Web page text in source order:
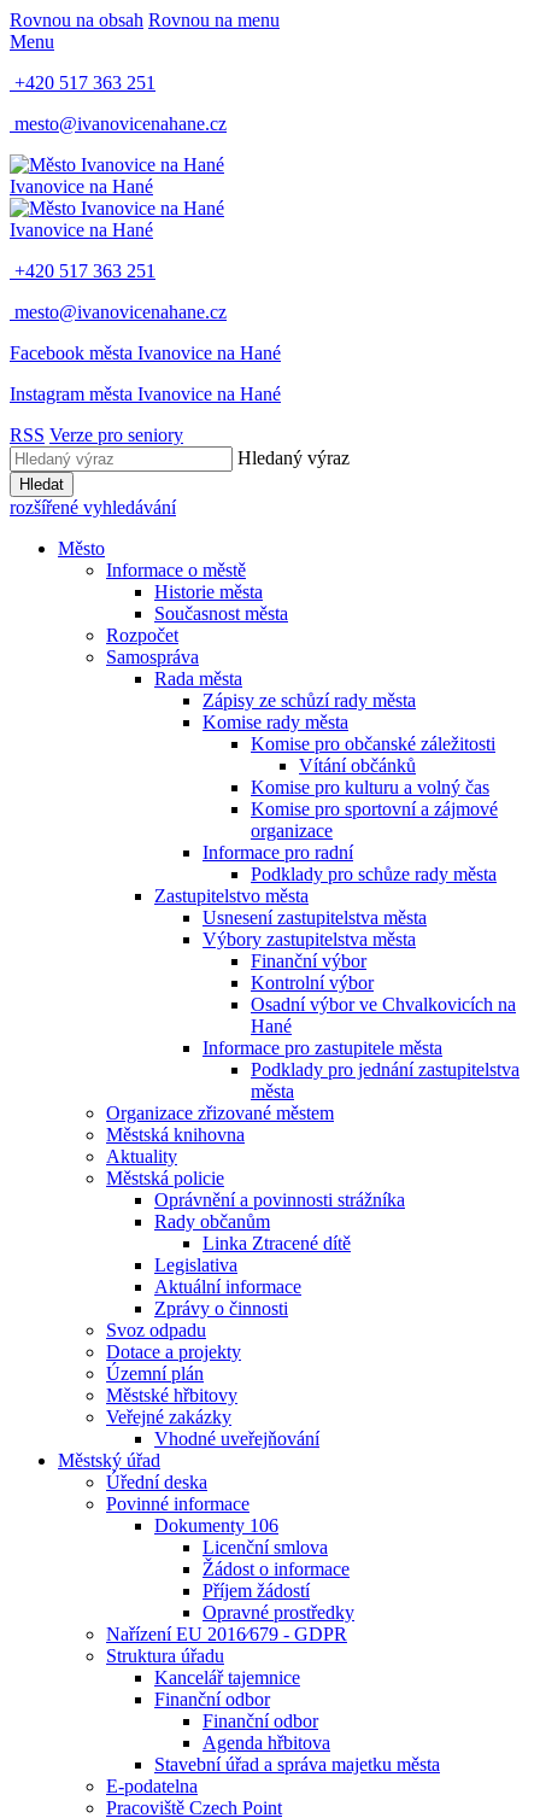
Rovnou na obsah Rovnou na menu
Menu
+420 517 363 251
mesto@ivanovicenahane.cz
Ivanovice na Hané
Ivanovice na Hané
+420 517 363 251
mesto@ivanovicenahane.cz
Facebook města Ivanovice na Hané
Instagram města Ivanovice na Hané
RSS Verze pro seniory
Hledaný výraz
Hledat
rozšířené vyhledávání
Město
Informace o městě
Historie města
Současnost města
Rozpočet
Samospráva
Rada města
Zápisy ze schůzí rady města
Komise rady města
Komise pro občanské záležitosti
Vítání občánků
Komise pro kulturu a volný čas
Komise pro sportovní a zájmové
organizace
Informace pro radní
Podklady pro schůze rady města
Zastupitelstvo města
Usnesení zastupitelstva města
Výbory zastupitelstva města
Finanční výbor
Kontrolní výbor
Osadní výbor ve Chvalkovicích na
Hané
Informace pro zastupitele města
Podklady pro jednání zastupitelstva
města
Organizace zřizované městem
Městská knihovna
Aktuality
Městská policie
Oprávnění a povinnosti strážníka
Rady občanům
Linka Ztracené dítě
Legislativa
Aktuální informace
Zprávy o činnosti
Svoz odpadu
Dotace a projekty
Územní plán
Městské hřbitovy
Veřejné zakázky
Vhodné uveřejňování
Městský úřad
Úřední deska
Povinné informace
Dokumenty 106
Licenční smlova
Žádost o informace
Příjem žádostí
Opravné prostředky
Nařízení EU 2016⁄679 - GDPR
Struktura úřadu
Kancelář tajemnice
Finanční odbor
Finanční odbor
Agenda hřbitova
Stavební úřad a správa majetku města
E-podatelna
Pracoviště Czech Point